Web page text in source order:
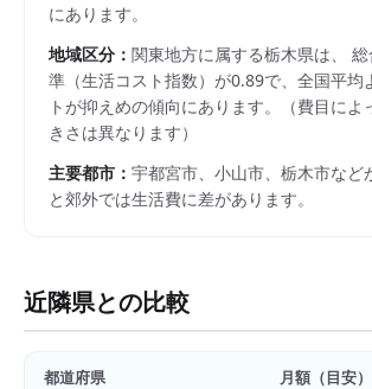
にあります。
地域区分： 関東地方に属する栃木県は、
準（生活コスト指数）が0.89で、 全国平均
トが抑えめの傾向にあります。
（費目に
きさは異なります）
主要都市： 宇都宮市、小山市、栃木市など
と郊外では生活費に差があります。
近隣県との比較
都道府県 月額（目安）